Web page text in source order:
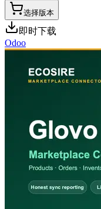
选择版本
即时下载
Odoo